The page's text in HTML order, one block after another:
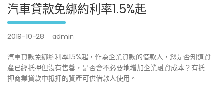
汽車貸款免綁約利率1.5%起
2019-10-28 admin
汽車貸款免綁約利率1.5%起，作為企業貸款的借款人，您是否知道資
產已經抵押但沒有售罄，是否會不必要地增加企業融資成本？有抵
押商業貸款中抵押的資產可供借款人使用。